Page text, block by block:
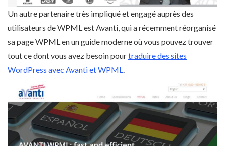
Un autre partenaire très impliqué et engagé auprès des
utilisateurs de WPML est Avanti, qui a récemment réorganisé
sa page WPML en un guide moderne où vous pouvez trouver
tout ce dont vous avez besoin pourtraduire des sites
WordPress avec Avanti et WPML.